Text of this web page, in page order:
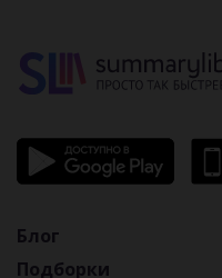
Блог
Подборки